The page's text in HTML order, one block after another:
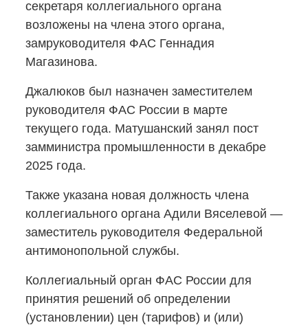
секретаря коллегиального органа
возложены на члена этого органа,
замруководителя ФАС Геннадия
Магазинова.
Джалюков был назначен заместителем
руководителя ФАС России в марте
текущего года. Матушанский занял пост
замминистра промышленности в декабре
2025 года.
Также указана новая должность члена
коллегиального органа Адили Вяселевой —
заместитель руководителя Федеральной
антимонопольной службы.
Коллегиальный орган ФАС России для
принятия решений об определении
(установлении) цен (тарифов) и (или)